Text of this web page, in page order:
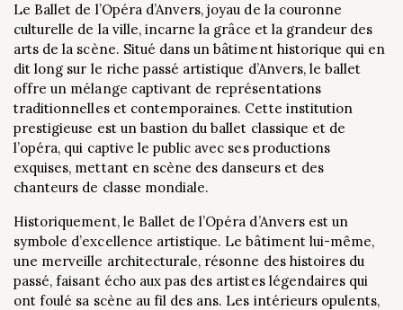
Le Ballet de l’Opéra d’Anvers, joyau de la couronne
culturelle de la ville, incarne la grâce et la grandeur des
arts de la scène. Situé dans un bâtiment historique qui en
dit long sur le riche passé artistique d’Anvers, le ballet
offre un mélange captivant de représentations
traditionnelles et contemporaines. Cette institution
prestigieuse est un bastion du ballet classique et de
l’opéra, qui captive le public avec ses productions
exquises, mettant en scène des danseurs et des
chanteurs de classe mondiale.
Historiquement, le Ballet de l’Opéra d’Anvers est un
symbole d’excellence artistique. Le bâtiment lui-même,
une merveille architecturale, résonne des histoires du
passé, faisant écho aux pas des artistes légendaires qui
ont foulé sa scène au fil des ans. Les intérieurs opulents,